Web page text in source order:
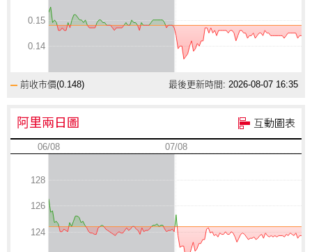
0.14
0.15
前收市價(0.148) 最後更新時間: 2026-08-07 16:35
阿里兩日圖 互動圖表
06/08 07/08
124
126
128